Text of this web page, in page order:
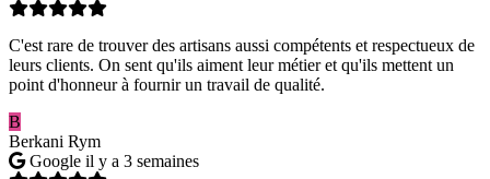
C'est rare de trouver des artisans aussi compétents et respectueux de
leurs clients. On sent qu'ils aiment leur métier et qu'ils mettent un
point d'honneur à fournir un travail de qualité.
B
Berkani Rym
Google il y a 3 semaines